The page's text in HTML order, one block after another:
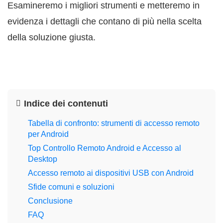
Esamineremo i migliori strumenti e metteremo in
evidenza i dettagli che contano di più nella scelta
della soluzione giusta.
Indice dei contenuti
Tabella di confronto: strumenti di accesso remoto
per Android
Top Controllo Remoto Android e Accesso al
Desktop
Accesso remoto ai dispositivi USB con Android
Sfide comuni e soluzioni
Conclusione
FAQ